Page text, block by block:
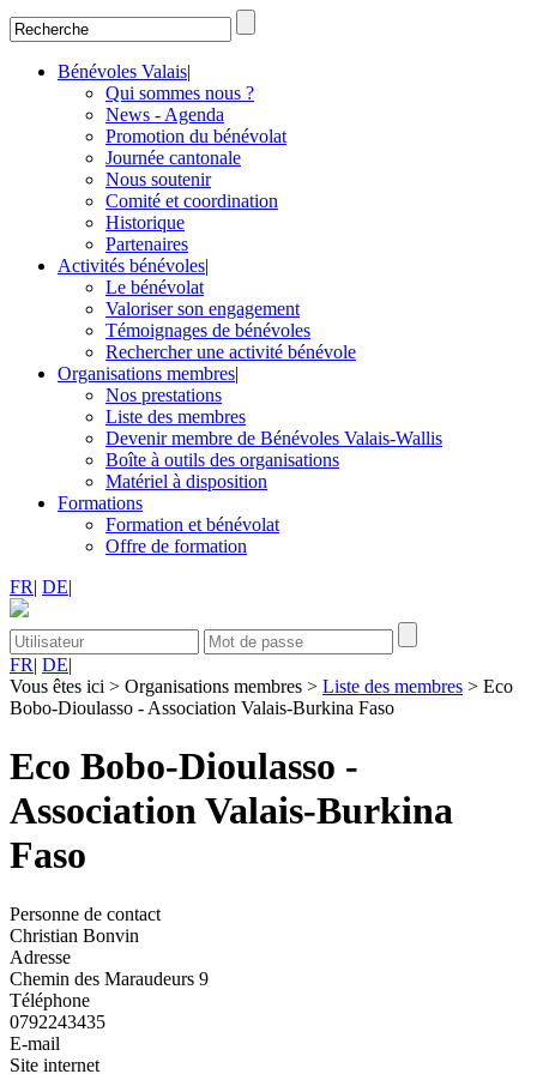
Bénévoles Valais|
Qui sommes nous ?
News - Agenda
Promotion du bénévolat
Journée cantonale
Nous soutenir
Comité et coordination
Historique
Partenaires
Activités bénévoles|
Le bénévolat
Valoriser son engagement
Témoignages de bénévoles
Rechercher une activité bénévole
Organisations membres|
Nos prestations
Liste des membres
Devenir membre de Bénévoles Valais-Wallis
Boîte à outils des organisations
Matériel à disposition
Formations
Formation et bénévolat
Offre de formation
FR| DE|
FR| DE|
Vous êtes ici > Organisations membres > Liste des membres > Eco
Bobo-Dioulasso - Association Valais-Burkina Faso
Eco Bobo-Dioulasso -
Association Valais-Burkina
Faso
Personne de contact
Christian Bonvin
Adresse
Chemin des Maraudeurs 9
Téléphone
0792243435
E-mail
Site internet